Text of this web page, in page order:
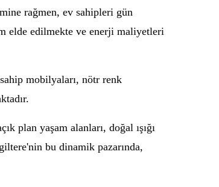
rağmen, ev sahipleri gün
elde edilmekte ve enerji maliyetleri
mobilyaları, nötr renk
plan yaşam alanları, doğal ışığı
bu dinamik pazarında,